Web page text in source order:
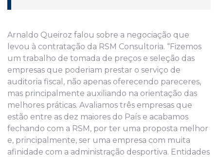
Arnaldo Queiroz falou sobre a negociação que
levou à contratação da RSM Consultoria. “Fizemos
um trabalho de tomada de preços e seleção das
empresas que poderiam prestar o serviço de
auditoria fiscal, não apenas oferecendo pareceres,
mas principalmente auxiliando na orientação das
melhores práticas. Avaliamos três empresas que
estão entre as dez maiores do País e acabamos
fechando com a RSM, por ter uma proposta melhor
e, principalmente, ser uma empresa com muita
afinidade com a administração desportiva. Entidades